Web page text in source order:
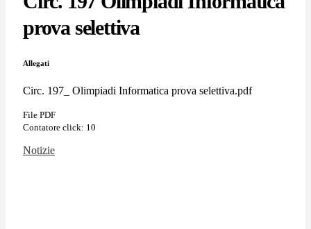
prova selettiva
Allegati
Circ. 197_ Olimpiadi Informatica prova selettiva.pdf
File PDF
Contatore click: 10
Notizie